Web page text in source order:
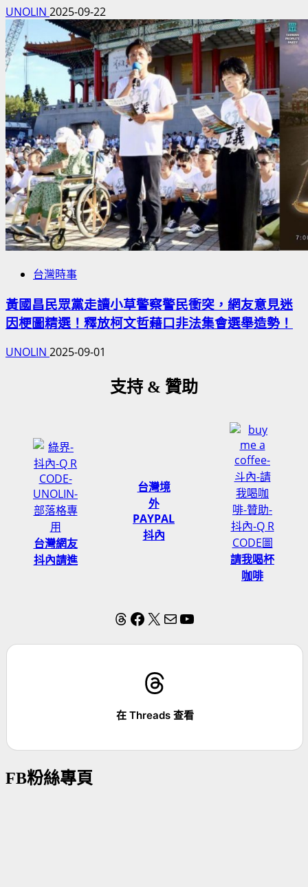
UNOLIN 2025-09-22
台灣時事
黃國昌民眾黨走讀小草警察警民衝突，網友意見迷
因梗圖精選！釋放柯文哲藉口非法集會選舉造勢！
UNOLIN 2025-09-01
支持 & 贊助
台灣網友
抖內請進
台灣境
外
PAYPAL
抖內
請我喝杯
咖啡
Threads
Facebook
X 電子郵件YouTube
在 Threads 查看
FB粉絲專頁